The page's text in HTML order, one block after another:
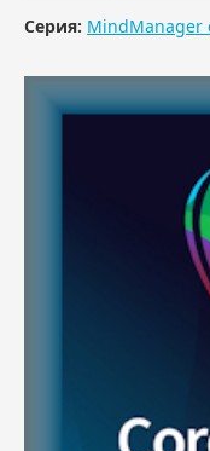
Серия: MindManager